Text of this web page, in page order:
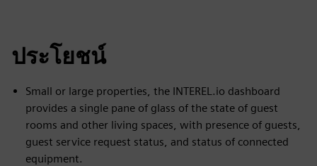
ประโยชน์
Small or large properties, the INTEREL.io dashboard
provides a single pane of glass of the state of guest
rooms and other living spaces, with presence of guests,
guest service request status, and status of connected
equipment.